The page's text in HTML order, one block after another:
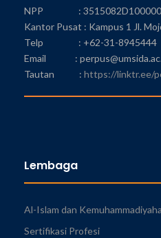
NPP :
Kantor Pusat : Kampus 1 Jl.
Telp : +62-31-8945444
Email :
Tautan : https://linktr.ee/
Lembaga
Al-Islam dan
Sertifikasi Profesi